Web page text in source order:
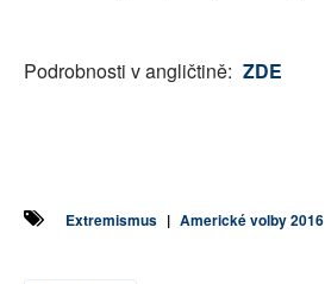
Podrobnosti v angličtině: ZDE
Extremismus | Americké volby 2016